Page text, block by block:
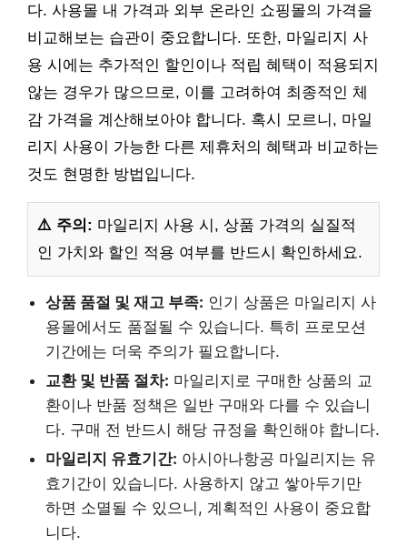
다. 사용몰 내 가격과 외부 온라인 쇼핑몰의 가격을
비교해보는 습관이 중요합니다. 또한, 마일리지 사
용 시에는 추가적인 할인이나 적립 혜택이 적용되지
않는 경우가 많으므로, 이를 고려하여 최종적인 체
감 가격을 계산해보아야 합니다. 혹시 모르니, 마일
리지 사용이 가능한 다른 제휴처의 혜택과 비교하는
것도 현명한 방법입니다.
⚠️ 주의: 마일리지 사용 시, 상품 가격의 실질적
인 가치와 할인 적용 여부를 반드시 확인하세요.
상품 품절 및 재고 부족: 인기 상품은 마일리지 사
용몰에서도 품절될 수 있습니다. 특히 프로모션
기간에는 더욱 주의가 필요합니다.
교환 및 반품 절차: 마일리지로 구매한 상품의 교
환이나 반품 정책은 일반 구매와 다를 수 있습니
다. 구매 전 반드시 해당 규정을 확인해야 합니다.
마일리지 유효기간: 아시아나항공 마일리지는 유
효기간이 있습니다. 사용하지 않고 쌓아두기만
하면 소멸될 수 있으니, 계획적인 사용이 중요합
니다.